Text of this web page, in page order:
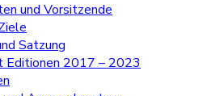
und Vorsitzende
Satzung
Editionen 2017 – 2023